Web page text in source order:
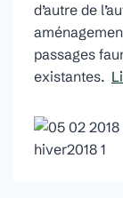
d’autre de
passages
existantes.